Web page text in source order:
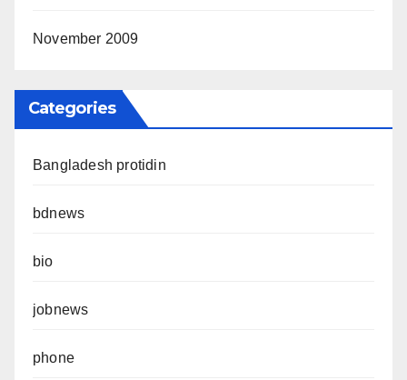
November 2009
Categories
Bangladesh protidin
bdnews
bio
jobnews
phone